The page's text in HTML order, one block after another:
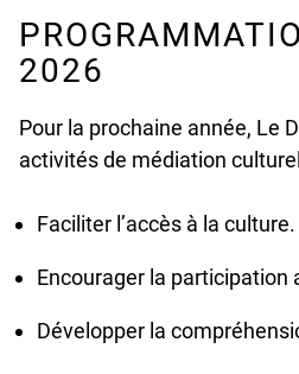
e
2026
Pour la prochaine année, Le
activités de médiation
Faciliter l’accès à la culture.
Encourager la participation
Développer la